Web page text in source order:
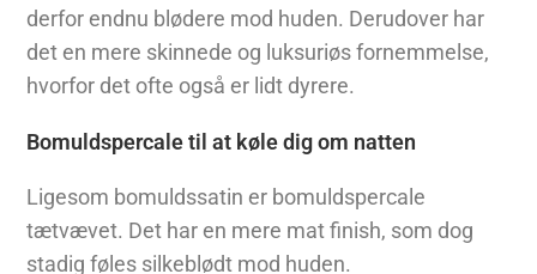
derfor endnu blødere mod huden. Derudover har
det en mere skinnede og luksuriøs fornemmelse,
hvorfor det ofte også er lidt dyrere.
Bomuldspercale til at køle dig om natten
Ligesom bomuldssatin er bomuldspercale
tætvævet. Det har en mere mat finish, som dog
stadig føles silkeblødt mod huden.